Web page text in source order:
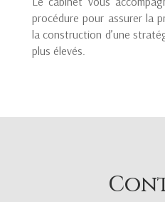
procédure pour assurer la
la construction d’une
plus élevés.